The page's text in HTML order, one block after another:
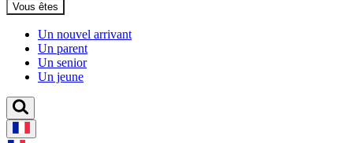
Vous êtes
Un nouvel arrivant
Un parent
Un senior
Un jeune